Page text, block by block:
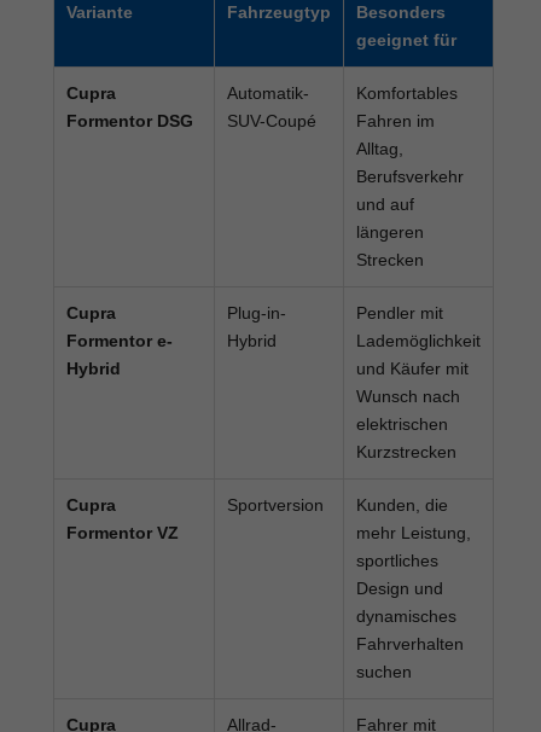
Variante Fahrzeugtyp
Besonders
geeignet für
Cupra
Formentor DSG
Automatik-
SUV-Coupé
Komfortables
Fahren im
Alltag,
Berufsverkehr
und auf
längeren
Strecken
Cupra
Formentor e-
Hybrid
Plug-in-
Hybrid
Pendler mit
Lademöglichkeit
und Käufer mit
Wunsch nach
elektrischen
Kurzstrecken
Cupra
Formentor VZ
Sportversion
Kunden, die
mehr Leistung,
sportliches
Design und
dynamisches
Fahrverhalten
suchen
Cupra
Allrad-
Fahrer mit